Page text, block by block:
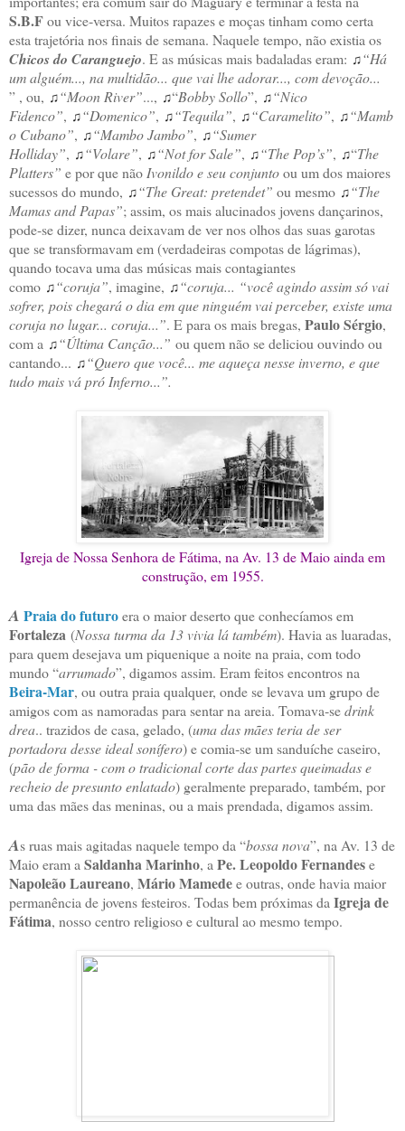
S.B.Fou vice‑versa. Muitos rapazes e moças tinham como certa
esta trajetória nos finais de semana. Naquele tempo, não existia os
Chicos do Caranguejo. E as músicas mais badaladas eram: ♫“Há
um alguém..., na multidão... que vai lhe adorar..., com devoção...
” , ou, ♫“Moon River”..., ♫“Bobby Sollo”, ♫“Nico
Fidenco”, ♫“Domenico”, ♫“Tequila”, ♫“Caramelito”, ♫“Mamb
o Cubano”, ♫“Mambo Jambo”, ♫“Sumer
Holliday”, ♫“Volare”, ♫“Not for Sale”, ♫“The Pop’s”, ♫“The
Platters” e por que não Ivonildo e seu conjuntoou um dos maiores
sucessos do mundo, ♫“The Great: pretendet” ou mesmo ♫“The
Mamas and Papas”; assim, os mais alucinados jovens dançarinos,
pode-se dizer, nunca deixavam de ver nos olhos das suas garotas
que se transformavam em (verdadeiras compotas de lágrimas),
quando tocava uma das músicas mais contagiantes
como ♫“coruja”, imagine, ♫“coruja... “você agindo assim só vai
sofrer, pois chegará o dia em que ninguém vai perceber, existe uma
coruja no lugar... coruja...”. E para os mais bregas, Paulo Sérgio,
com a ♫“Última Canção...” ou quem não se deliciou ouvindo ou
cantando... ♫“Quero que você... me aqueça nesse inverno, e que
tudo mais vá pró Inferno...”.
Igreja de Nossa Senhora de Fátima, na Av. 13 de Maio ainda em
construção, em 1955.
A Praia do futuroera o maior deserto que conhecíamos em
Fortaleza (Nossa turma da 13 vivia lá também). Havia as luaradas,
para quem desejava um piquenique a noite na praia, com todo
mundo “arrumado”, digamos assim. Eram feitos encontros na
Beira-Mar, ou outra praia qualquer, onde se levava um grupo de
amigos com as namoradas para sentar na areia. Tomava‑sedrink
drea.. trazidos de casa, gelado, (uma das mães teria de ser
portadora desse ideal sonífero) e comia‑se um sanduíche caseiro,
(pão de forma - com o tradicional corte das partes queimadas e
recheio de presunto enlatado) geralmente preparado, também, por
uma das mães das meninas, ou a mais prendada, digamos assim.
As ruas mais agitadas naquele tempo da “bossa nova”, na Av. 13 de
Maio eram a Saldanha Marinho, a Pe. Leopoldo Fernandese
Napoleão Laureano, Mário Mamedee outras, onde havia maior
permanência de jovens festeiros. Todas bem próximas da Igreja de
Fátima, nosso centro religioso e cultural ao mesmo tempo.